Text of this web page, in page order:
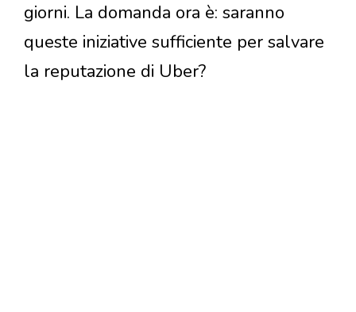
giorni. La domanda ora è: saranno
queste iniziative sufficiente per salvare
la reputazione di Uber?